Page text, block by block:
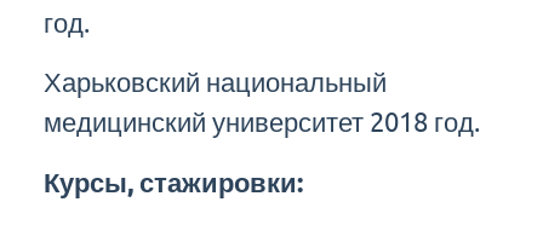
год.
Харьковский национальный
медицинский университет 2018 год.
Курсы, стажировки: